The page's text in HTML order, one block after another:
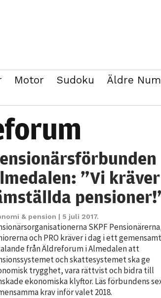
Motor Sudoku Äldre
”Vi kräver
& pension | 5 juli 2017.
SKPF
och PRO kräver i dag i ett gemensamt
från Äldreforum i Almedalen att
och skattesystemet ska ge
trygghet, vara rättvist och bidra till
ekonomiska klyftor. Läs förbundens
krav inför valet 2018.